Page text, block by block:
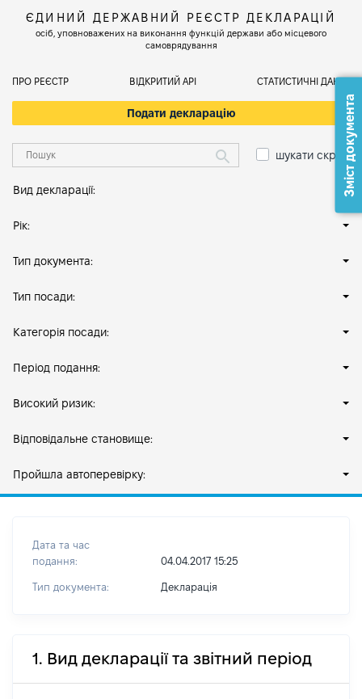
ЄДИНИЙ ДЕРЖАВНИЙ РЕЄСТР ДЕКЛАРАЦІЙ
осіб, уповноважених на виконання функцій держави або місцевого
самоврядування
ПРО РЕЄСТР ВІДКРИТИЙ АРІ СТАТИСТИЧНІ ДАНІ
Подати декларацію
шукати скрізь
Вид декларації:
Рік:
Тип документа:
Тип посади:
Категорія посади:
Період подання:
Високий ризик:
Відповідальне становище:
Пройшла автоперевірку:
Дата та час
подання:
04.04.2017 15:25
Тип документа: Декларація
1. Вид декларації та звітний період
Зміст документа